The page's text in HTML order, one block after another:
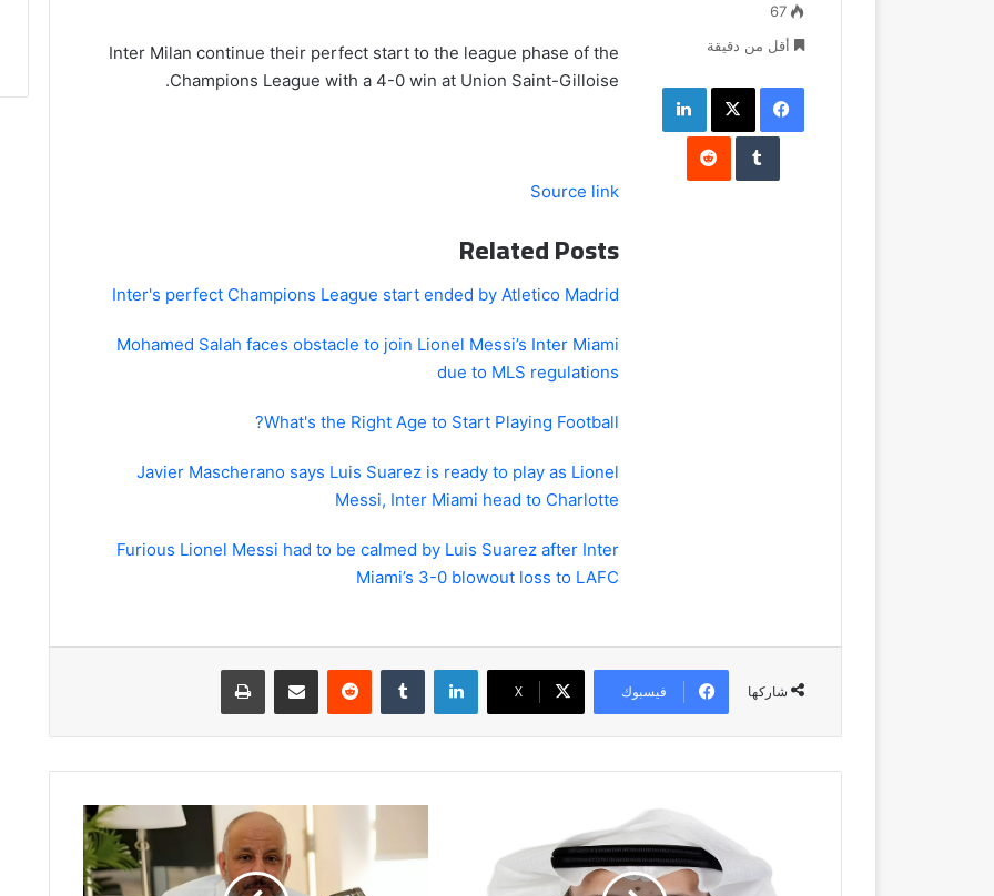
Inter Milan continue their perfect start to the league phase of the
Champions League with a 4-0 win at Union Saint-Gilloise.
Source link
Related Posts
Inter's perfect Champions League start ended by Atletico Madrid
Mohamed Salah faces obstacle to join Lionel Messi’s Inter Miami
due to MLS regulations
What's the Right Age to Start Playing Football?
Javier Mascherano says Luis Suarez is ready to play as Lionel
Messi, Inter Miami head to Charlotte
Furious Lionel Messi had to be calmed by Luis Suarez after Inter
Miami’s 3-0 blowout loss to LAFC
67
أقل من دقيقة
فيسبوك‫X لينكدإن
‏Tumblr
‏Reddit
شاركها فيسبوك ‫X
لينكدإن مشاركة عبر البريد طباعة
المغرب
بيلز"